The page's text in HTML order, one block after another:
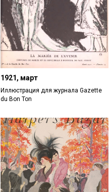
1921, март
Иллюстрация для журнала Gazette
du Bon Ton